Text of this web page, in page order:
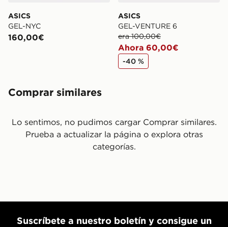
ASICS
GEL-NYC
160,00€
ASICS
GEL-VENTURE 6
era 100,00€
Ahora 60,00€
-40 %
Comprar similares
Lo sentimos, no pudimos cargar Comprar similares.
Prueba a actualizar la página o explora otras
categorías.
Suscríbete a nuestro boletín y consigue un